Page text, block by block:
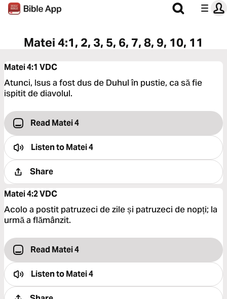
Matei 4:1, 2, 3, 5, 6, 7, 8, 9, 10, 11
Matei 4:1 VDC
Atunci, Isus a fost dus de Duhul în pustie, ca să fie
ispitit de diavolul.
Read Matei 4
Listen toMatei 4
Share
Matei 4:2VDC
Acolo a postit patruzeci de zile și patruzeci de nopți; la
urmă a flămânzit.
Read Matei 4
Listen toMatei 4